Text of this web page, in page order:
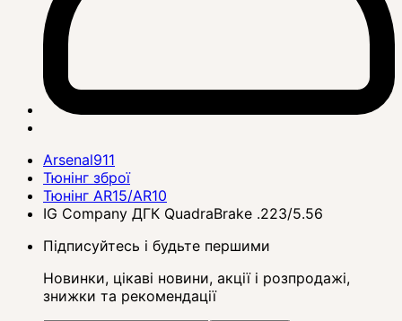
Arsenal911
Тюнінг зброї
Тюнінг AR15/AR10
IG Company ДГК QuadraBrake .223/5.56
Підписуйтесь і будьте першими
Новинки, цікаві новини, акції і розпродажі,
знижки та рекомендації